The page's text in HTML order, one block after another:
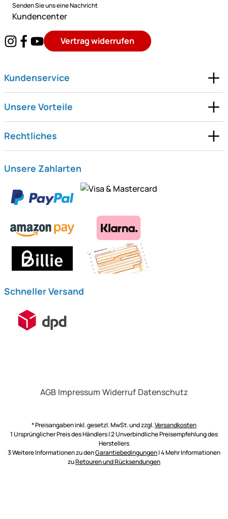
Senden Sie uns eine Nachricht
Kundencenter
Vertrag widerrufen
Kundenservice
Unsere Vorteile
Rechtliches
Unsere Zahlarten
Schneller Versand
AGB Impressum Widerruf Datenschutz
* Preisangaben inkl. gesetzl. MwSt. und zzgl.Versandkosten
1 Ursprünglicher Preis des Händlers | 2 Unverbindliche Preisempfehlung des
Herstellers
3 Weitere Informationen zu denGarantiebedingungen| 4 Mehr Informationen
zuRetouren und Rücksendungen